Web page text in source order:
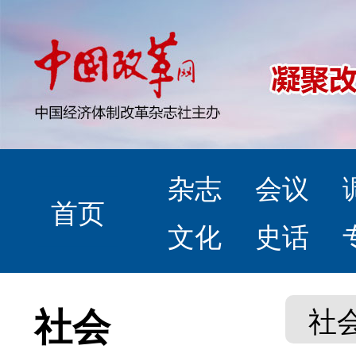
首页
杂志 会议
文化
史话
社会
社